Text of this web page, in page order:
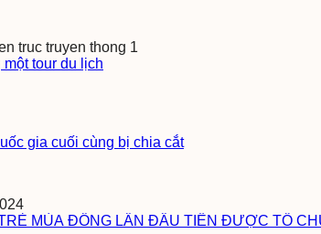
tour du lịch
gia cuối cùng bị chia cắt
MÙA ĐÔNG LẦN ĐẦU TIÊN ĐƯỢC TỔ